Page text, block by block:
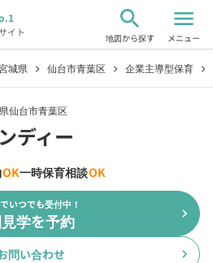
イト
search
地図から探す
menu
メニュー
城県 chevron_right 仙台市青葉区 chevron_right 企業主導型保育 chevron_right
仙台市青葉区
ディー
OK一時保育相談OK
いつでも受付中！
学を予約 chevron_right
問い合わせ chevron_right